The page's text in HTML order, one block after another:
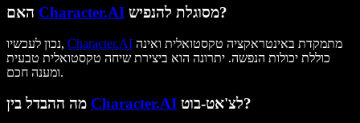
Character.AI מסוגלת להנפיש?
נכון לעכשיו, Character.AI
כוללת יכולות הנפשה. יתרונה הוא ביצירת שיחה טקסטואלית טבעית
ומענה חכם.
Character.AI לצ'אט-בוט?